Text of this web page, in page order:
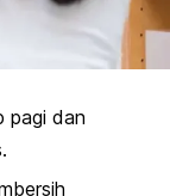
pagi dan